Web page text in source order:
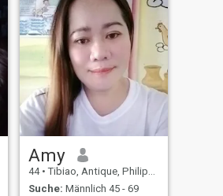
Amy
44 • Tibiao, Antique, Philippinen
Suche: Männlich 45 - 69